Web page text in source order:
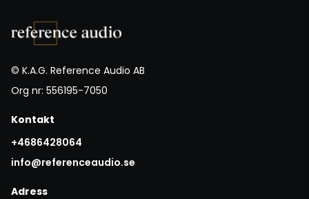
© K.A.G. Reference Audio AB
Org nr: 556195-7050
Kontakt
+4686428064
info@referenceaudio.se
Adress